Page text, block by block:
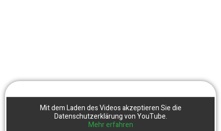
Mit dem Laden des Videos akzeptieren Sie die
Datenschutzerklärung von YouTube.
Mehr erfahren